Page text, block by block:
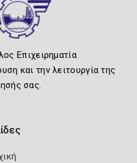
Επιχειρηματία
και την λειτουργία της
σας.